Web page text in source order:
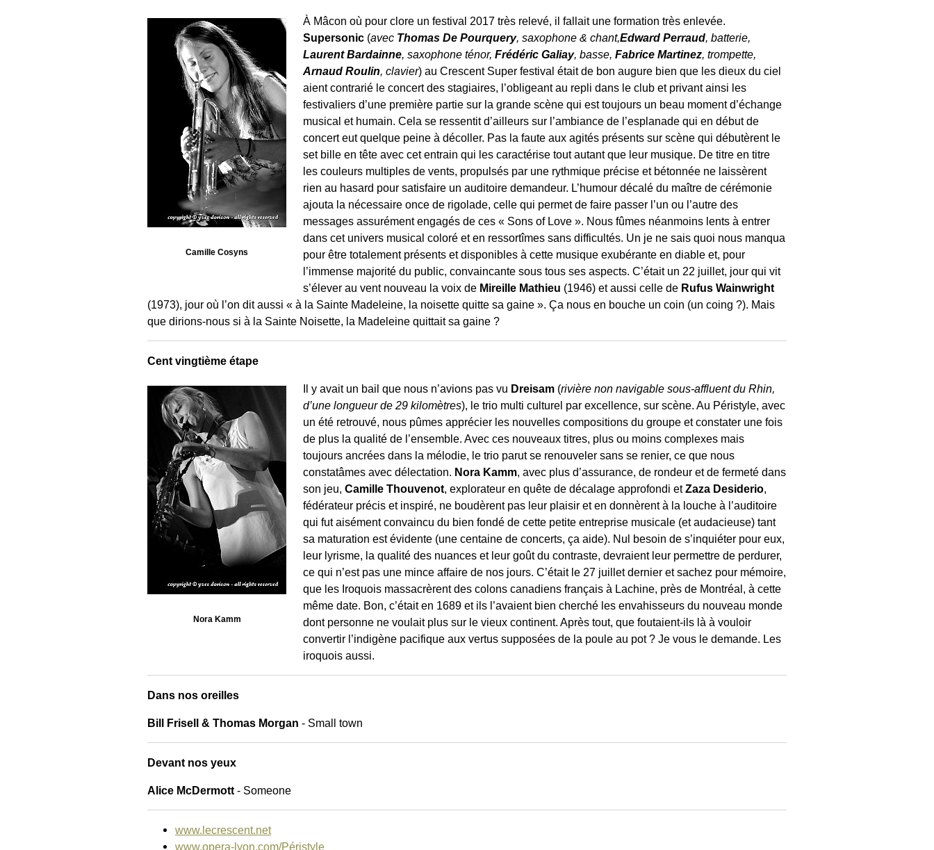
Camille Cosyns
À Mâcon où pour clore un festival 2017 très relevé, il fallait une formation très enlevée.
Supersonic (avec Thomas De Pourquery, saxophone & chant,Edward Perraud, batterie,
Laurent Bardainne, saxophone ténor,Frédéric Galiay, basse,Fabrice Martinez, trompette,
Arnaud Roulin, clavier) au Crescent Super festival était de bon augure bien que les dieux du ciel
aient contrarié le concert des stagiaires, l’obligeant au repli dans le club et privant ainsi les
festivaliers d’une première partie sur la grande scène qui est toujours un beau moment d’échange
musical et humain. Cela se ressentit d’ailleurs sur l’ambiance de l’esplanade qui en début de
concert eut quelque peine à décoller. Pas la faute aux agités présents sur scène qui débutèrent le
set bille en tête avec cet entrain qui les caractérise tout autant que leur musique. De titre en titre
les couleurs multiples de vents, propulsés par une rythmique précise et bétonnée ne laissèrent
rien au hasard pour satisfaire un auditoire demandeur. L’humour décalé du maître de cérémonie
ajouta la nécessaire once de rigolade, celle qui permet de faire passer l’un ou l’autre des
messages assurément engagés de ces « Sons of Love ». Nous fûmes néanmoins lents à entrer
dans cet univers musical coloré et en ressortîmes sans difficultés. Un je ne sais quoi nous manqua
pour être totalement présents et disponibles à cette musique exubérante en diable et, pour
l’immense majorité du public, convaincante sous tous ses aspects. C’était un 22 juillet, jour qui vit
s’élever au vent nouveau la voix de Mireille Mathieu (1946) et aussi celle de Rufus Wainwright
(1973), jour où l’on dit aussi « à la Sainte Madeleine, la noisette quitte sa gaine ». Ça nous en bouche un coin (un coing ?). Mais
que dirions-nous si à la Sainte Noisette, la Madeleine quittait sa gaine ?
Cent vingtième étape
Nora Kamm
Il y avait un bail que nous n’avions pas vu Dreisam (rivière non navigable sous-affluent du Rhin,
d’une longueur de 29 kilomètres), le trio multi culturel par excellence, sur scène. Au Péristyle, avec
un été retrouvé, nous pûmes apprécier les nouvelles compositions du groupe et constater une fois
de plus la qualité de l’ensemble. Avec ces nouveaux titres, plus ou moins complexes mais
toujours ancrées dans la mélodie, le trio parut se renouveler sans se renier, ce que nous
constatâmes avec délectation. Nora Kamm, avec plus d’assurance, de rondeur et de fermeté dans
son jeu,Camille Thouvenot, explorateur en quête de décalage approfondi etZaza Desiderio,
fédérateur précis et inspiré, ne boudèrent pas leur plaisir et en donnèrent à la louche à l’auditoire
qui fut aisément convaincu du bien fondé de cette petite entreprise musicale (et audacieuse) tant
sa maturation est évidente (une centaine de concerts, ça aide). Nul besoin de s’inquiéter pour eux,
leur lyrisme, la qualité des nuances et leur goût du contraste, devraient leur permettre de perdurer,
ce qui n’est pas une mince affaire de nos jours. C’était le 27 juillet dernier et sachez pour mémoire,
que les Iroquois massacrèrent des colons canadiens français à Lachine, près de Montréal, à cette
même date. Bon, c’était en 1689 et ils l’avaient bien cherché les envahisseurs du nouveau monde
dont personne ne voulait plus sur le vieux continent. Après tout, que foutaient-ils là à vouloir
convertir l’indigène pacifique aux vertus supposées de la poule au pot ? Je vous le demande. Les
iroquois aussi.
Dans nos oreilles
Bill Frisell & Thomas Morgan - Small town
Devant nos yeux
Alice McDermott - Someone
www.lecrescent.net
www.opera-lyon.com/Péristyle